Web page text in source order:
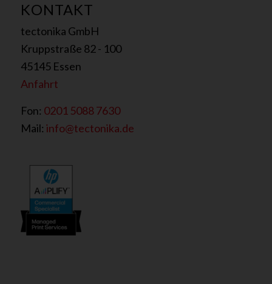
KONTAKT
tectonika GmbH
Kruppstraße 82 - 100
45145 Essen
Anfahrt
Fon: 0201 5088 7630
Mail: info@tectonika.de